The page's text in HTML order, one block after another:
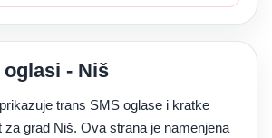
oglasi - Niš
trans SMS oglase i kratke
za grad Niš. Ova strana je namenjena